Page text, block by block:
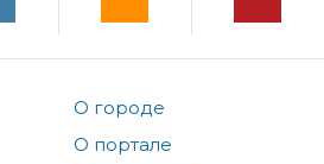
О городе
О портале